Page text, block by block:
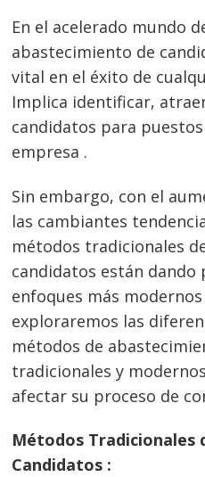
En el acelerado mundo
abastecimiento de
vital en el éxito de
Implica identificar,
candidatos para
empresa .
Sin embargo, con el
las cambiantes
métodos tradicionales
candidatos están dando
enfoques más modernos
exploraremos las
métodos de
tradicionales y
afectar su proceso de
Métodos Tradicionales
Candidatos :